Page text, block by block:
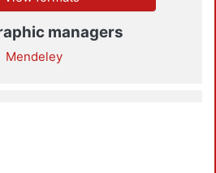
managers
Mendeley